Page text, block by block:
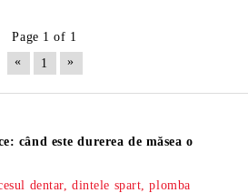
Page 1 of 1
«
1 »
când este durerea de măsea o
dentar, dintele spart, plomba